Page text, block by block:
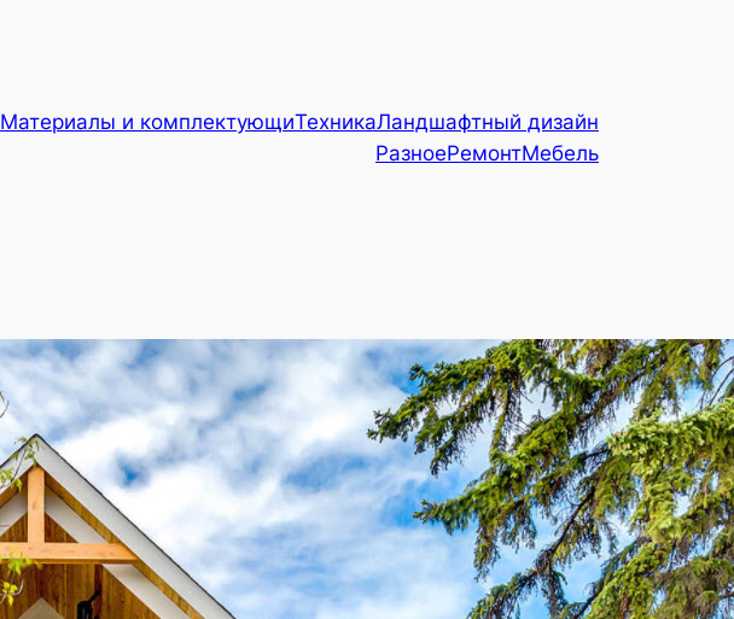
Материалы и комплектующиТехникаЛандшафтный дизайн
РазноеРемонтМебель